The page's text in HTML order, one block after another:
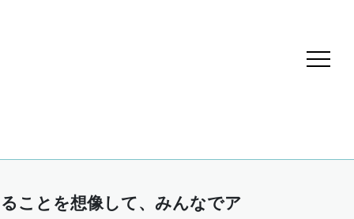
ことを想像して、みんなでア